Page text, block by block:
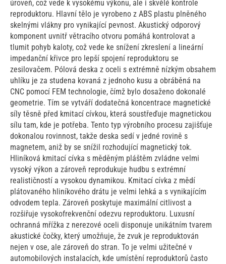
úroveň, což vede k vysokému výkonu, ale i skvělé kontrole
reproduktoru. Hlavní tělo je vyrobeno z ABS plastu plněného
skelnými vlákny pro vynikající pevnost. Akustický odporový
komponent uvnitř větracího otvoru pomáhá kontrolovat a
tlumit pohyb kaloty, což vede ke snížení zkreslení a lineární
impedanční křivce pro lepší spojení reproduktoru se
zesilovačem. Pólová deska z oceli s extrémně nízkým obsahem
uhlíku je za studena kovaná z jednoho kusu a obráběná na
CNC pomocí FEM technologie, čímž bylo dosaženo dokonalé
geometrie. Tím se vytváří dodatečná koncentrace magnetické
síly těsně před kmitací cívkou, která soustřeďuje magnetickou
sílu tam, kde je potřeba. Tento typ výrobního procesu zajišťuje
dokonalou rovinnost, takže deska sedí v jedné rovině s
magnetem, aniž by se snížil rozhodující magnetický tok.
Hliníková kmitací cívka s měděným pláštěm zvládne velmi
vysoký výkon a zároveň reprodukuje hudbu s extrémní
realističností a vysokou dynamikou. Kmitací cívka z mědí
plátovaného hliníkového drátu je velmi lehká a s vynikajícím
odvodem tepla. Zároveň poskytuje maximální citlivost a
rozšiřuje vysokofrekvenční odezvu reproduktoru. Luxusní
ochranná mřížka z nerezové oceli disponuje unikátním tvarem
akustické čočky, který umožňuje, že zvuk je reproduktován
nejen v ose, ale zároveň do stran. To je velmi užitečné v
automobilových instalacích, kde umístění reproduktorů často